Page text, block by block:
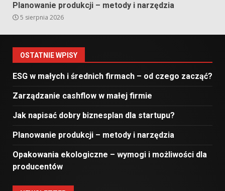
Planowanie produkcji – metody i narzędzia
5 sierpnia 2026
OSTATNIE WPISY
ESG w małych i średnich firmach – od czego zacząć?
Zarządzanie cashflow w małej firmie
Jak napisać dobry biznesplan dla startupu?
Planowanie produkcji – metody i narzędzia
Opakowania ekologiczne – wymogi i możliwości dla
producentów